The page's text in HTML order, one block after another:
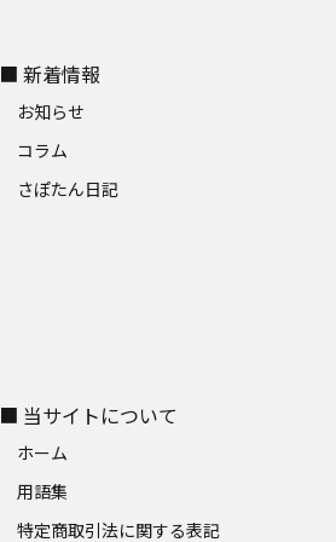
■ 新着情報
お知らせ
コラム
さぽたん日記
■ 当サイトについて
ホーム
用語集
特定商取引法に関する表記